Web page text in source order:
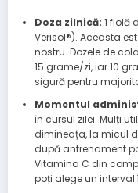
Doza zilnică: 1 fiolă
Verisol®). Aceasta
nostru. Dozele de
15 grame/zi, iar 10
sigură pentru
Momentul
în cursul zilei. Mulți
dimineața, la micul
după antrenament
Vitamina C din
poți alege un